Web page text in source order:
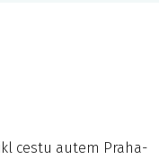
cestu autem Praha-